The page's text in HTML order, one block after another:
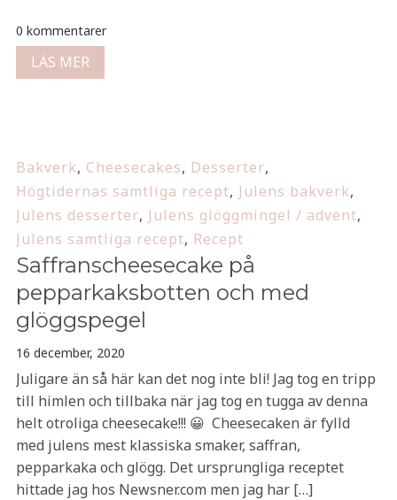
0 kommentarer
LÄS MER
Bakverk, Cheesecakes, Desserter,
Högtidernas samtliga recept, Julens bakverk,
Julens desserter, Julens glöggmingel / advent,
Julens samtliga recept, Recept
Saffranscheesecake på
pepparkaksbotten och med
glöggspegel
16 december, 2020
Juligare än så här kan det nog inte bli! Jag tog en tripp
till himlen och tillbaka när jag tog en tugga av denna
helt otroliga cheesecake!!! 😀 Cheesecaken är fylld
med julens mest klassiska smaker, saffran,
pepparkaka och glögg. Det ursprungliga receptet
hittade jag hos Newsner.com men jag har […]